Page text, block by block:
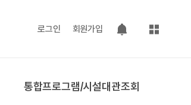
로그인 회원가입
팝업 열기
사이트맵
통합프로그램/시설대관조회